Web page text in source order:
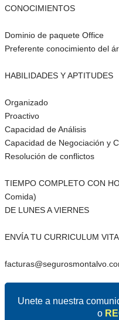
CONOCIMIENTOS
Dominio de paquete Office
Preferente conocimiento del
HABILIDADES Y APTITUDES
Organizado
Proactivo
Capacidad de Análisis
Capacidad de Negociación y
Resolución de conflictos
TIEMPO COMPLETO CON
Comida)
DE LUNES A VIERNES
ENVÍA TU CURRICULUM
Unete a nuestra
o